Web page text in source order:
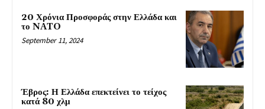
20 Χρόνια Προσφοράς στην Ελλάδα και
το NATO
September 11, 2024
Έβρος: Η Ελλάδα επεκτείνει το τείχος
κατά 80 χλμ